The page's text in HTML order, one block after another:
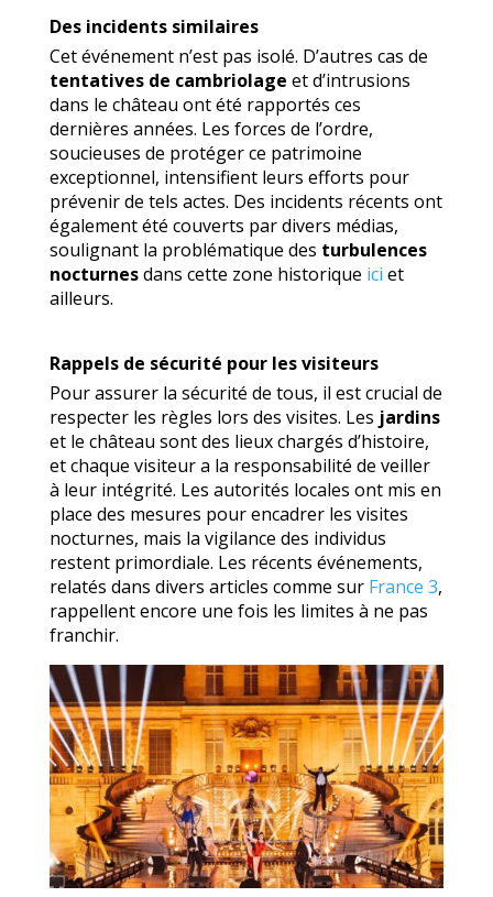
Des incidents similaires
Cet événement n’est pas isolé. D’autres cas de
tentatives de cambriolage et d’intrusions
dans le château ont été rapportés ces
dernières années. Les forces de l’ordre,
soucieuses de protéger ce patrimoine
exceptionnel, intensifient leurs efforts pour
prévenir de tels actes. Des incidents récents ont
également été couverts par divers médias,
soulignant la problématique des turbulences
nocturnesdans cette zone historique ici et
ailleurs.
Rappels de sécurité pour les visiteurs
Pour assurer la sécurité de tous, il est crucial de
respecter les règles lors des visites. Les jardins
et le château sont des lieux chargés d’histoire,
et chaque visiteur a la responsabilité de veiller
à leur intégrité. Les autorités locales ont mis en
place des mesures pour encadrer les visites
nocturnes, mais la vigilance des individus
restent primordiale. Les récents événements,
relatés dans divers articles comme sur France 3,
rappellent encore une fois les limites à ne pas
franchir.